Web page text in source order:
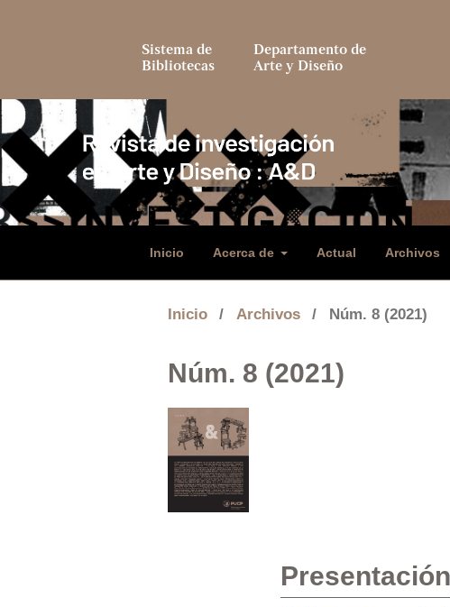
Sistema de
Bibliotecas
Departamento de
Arte y Diseño
Inicio Acerca de Actual Archivos
Inicio / Archivos / Núm. 8 (2021)
Núm. 8 (2021)
Presentación